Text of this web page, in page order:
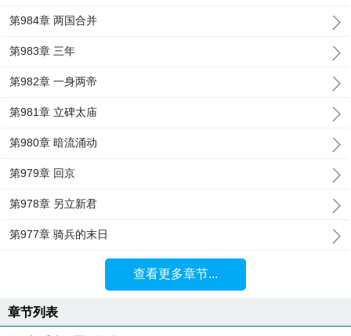
第984章 两国合并
第983章 三年
第982章 一身两帝
第981章 立碑太庙
第980章 暗流涌动
第979章 回京
第978章 另立新君
第977章 骑兵的末日
查看更多章节...
章节列表